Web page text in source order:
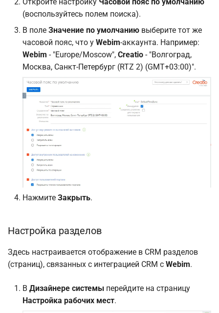
(воспользуйтесь полем поиска).
В поле Значение по умолчанию выберите тот же
часовой пояс, что у Webim-аккаунта. Например:
Webim - "Europe/Moscow", Creatio - "Волгоград,
Москва, Санкт-Петербург (RTZ 2) (GMT+03:00)".
Нажмите Закрыть.
Настройка разделов
Здесь настраивается отображение в CRM разделов
(страниц), связанных с интеграцией CRM с Webim.
В Дизайнере системы перейдите на страницу
Настройка рабочих мест.